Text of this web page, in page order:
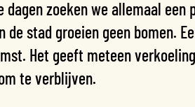
dagen zoeken we allemaal een
de stad groeien geen bomen.
Het geeft meteen
te verblijven.